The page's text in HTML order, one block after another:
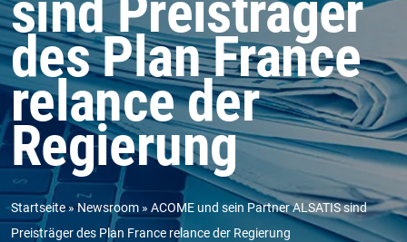
des Plan France
relance der
Regierung
Startseite Newsroom
ACOME und sein Partner ALSATIS sind
Preisträger des Plan France relance der Regierung